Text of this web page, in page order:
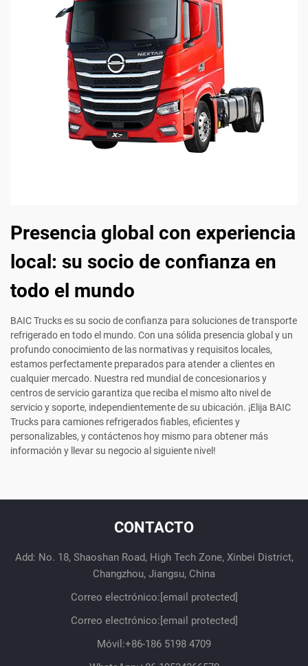
Presencia global con experiencia
local: su socio de confianza en
todo el mundo
BAIC Trucks es su socio de confianza para soluciones de transporte
refrigerado en todo el mundo. Con una sólida presencia global y un
profundo conocimiento de las normativas y requisitos locales,
estamos perfectamente preparados para atender a clientes en
cualquier mercado. Nuestra red mundial de concesionarios y
centros de servicio garantiza que reciba el mismo alto nivel de
servicio y soporte, independientemente de su ubicación. ¡Elija BAIC
Trucks para camiones refrigerados fiables, eficientes y
personalizables, y contáctenos hoy mismo para obtener más
información y llevar su negocio al siguiente nivel!
CONTACTO
Add: No. 18, Shaoshan Road, High Tech Zone, Xinbei District,
Changzhou, Jiangsu, China
Correo electrónico:[email protected]
Correo electrónico:[email protected]
Móvil:+86-186 5198 4709